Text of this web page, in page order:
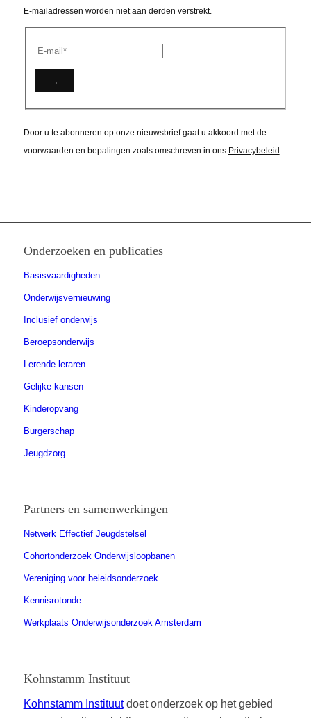
E-mailadressen worden niet aan derden verstrekt.
Door u te abonneren op onze nieuwsbrief gaat u akkoord met de
voorwaarden en bepalingen zoals omschreven in ons Privacybeleid .
Onderzoeken en publicaties
Basisvaardigheden
Onderwijsvernieuwing
Inclusief onderwijs
Beroepsonderwijs
Lerende leraren
Gelijke kansen
Kinderopvang
Burgerschap
Jeugdzorg
Partners en samenwerkingen
Netwerk Effectief Jeugdstelsel
Cohortonderzoek Onderwijsloopbanen
Vereniging voor beleidsonderzoek
Kennisrotonde
Werkplaats Onderwijsonderzoek Amsterdam
Kohnstamm Instituut
Kohnstamm Instituutdoet onderzoek op het gebied